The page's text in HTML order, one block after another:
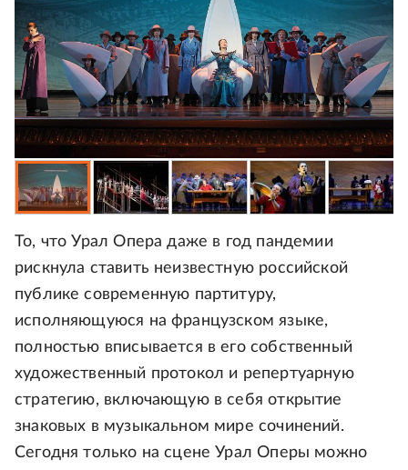
То, что Урал Опера даже в год пандемии
рискнула ставить неизвестную российской
публике современную партитуру,
исполняющуюся на французском языке,
полностью вписывается в его собственный
художественный протокол и репертуарную
стратегию, включающую в себя открытие
знаковых в музыкальном мире сочинений.
Сегодня только на сцене Урал Оперы можно